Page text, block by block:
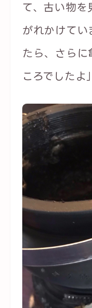
て、古い物を
がれかけてい
たら、さらに
ころでしたよ」